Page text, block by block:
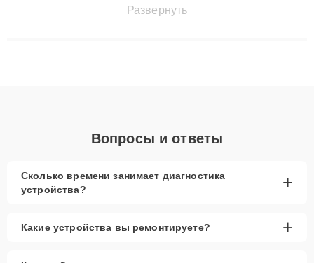
восстанавливать технику с сохранением гарантии до 3 лет.
Развернуть
Вопросы и ответы
Сколько времени занимает диагностика
устройства?
+
Какие устройства вы ремонтируете? +